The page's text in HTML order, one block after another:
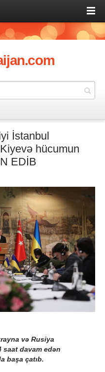
İstanbul
Kiyevə hücumun
EDİB
və Rusiya
saat davam edən
başa çatıb.